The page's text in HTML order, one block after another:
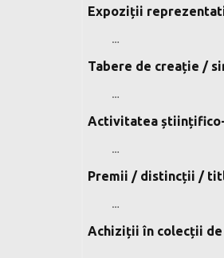
Expoziții
…
Tabere de creație /
…
Activitatea
…
Premii / distincții /
…
Achiziții în colecții